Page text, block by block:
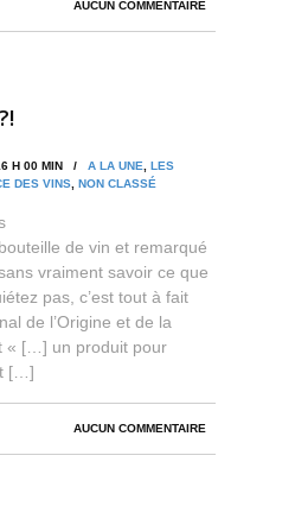
AUCUN COMMENTAIRE
H 00 MIN / A LA UNE
LES
DES VINS NON CLASSÉ
de vin et remarqué
vraiment savoir ce que
pas, c’est tout à fait
de l’Origine et de la
« […] un produit pour
[…]
AUCUN COMMENTAIRE